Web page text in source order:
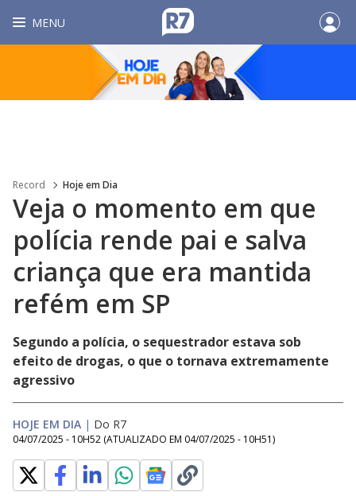
MENU
Record Hoje em Dia
Veja o momento em que
polícia rende pai e salva
criança que era mantida
refém em SP
Segundo a polícia, o sequestrador estava sob
efeito de drogas, o que o tornava extremamente
agressivo
HOJE EM DIA | Do R7
04/07/2025 - 10H52 (ATUALIZADO EM 04/07/2025 - 10H51)